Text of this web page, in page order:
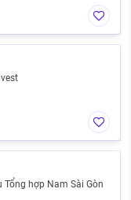
hợp Nam Sài Gòn